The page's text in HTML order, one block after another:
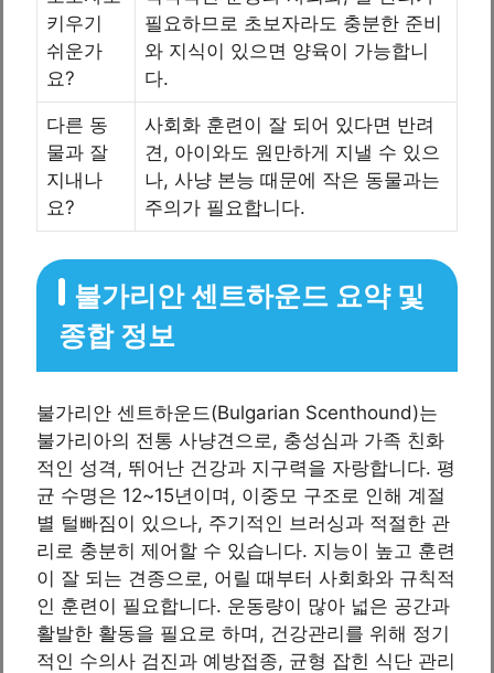
키우기
쉬운가
요?
필요하므로 초보자라도 충분한 준비
와 지식이 있으면 양육이 가능합니
다.
다른 동
물과 잘
지내나
요?
사회화 훈련이 잘 되어 있다면 반려
견, 아이와도 원만하게 지낼 수 있으
나, 사냥 본능 때문에 작은 동물과는
주의가 필요합니다.
불가리안 센트하운드 요약 및
종합 정보
불가리안 센트하운드(Bulgarian Scenthound)는
불가리아의 전통 사냥견으로, 충성심과 가족 친화
적인 성격, 뛰어난 건강과 지구력을 자랑합니다. 평
균 수명은 12~15년이며, 이중모 구조로 인해 계절
별 털빠짐이 있으나, 주기적인 브러싱과 적절한 관
리로 충분히 제어할 수 있습니다. 지능이 높고 훈련
이 잘 되는 견종으로, 어릴 때부터 사회화와 규칙적
인 훈련이 필요합니다. 운동량이 많아 넓은 공간과
활발한 활동을 필요로 하며, 건강관리를 위해 정기
적인 수의사 검진과 예방접종, 균형 잡힌 식단 관리